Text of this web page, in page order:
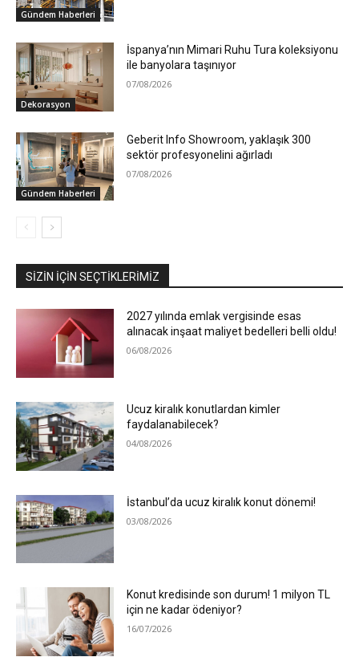
Gündem Haberleri
Dekorasyon
İspanya’nın Mimari Ruhu Tura koleksiyonu
ile banyolara taşınıyor
07/08/2026
Gündem Haberleri
Geberit Info Showroom, yaklaşık 300
sektör profesyonelini ağırladı
07/08/2026
SIZIN İÇIN SEÇTIKLERIMIZ
2027 yılında emlak vergisinde esas
alınacak inşaat maliyet bedelleri belli oldu!
06/08/2026
Ucuz kiralık konutlardan kimler
faydalanabilecek?
04/08/2026
İstanbul’da ucuz kiralık konut dönemi!
03/08/2026
Konut kredisinde son durum! 1 milyon TL
için ne kadar ödeniyor?
16/07/2026